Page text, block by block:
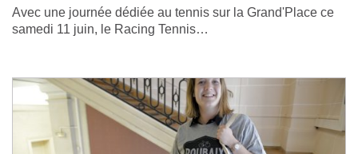
Avec une journée dédiée au tennis sur la Grand'Place ce
samedi 11 juin, le Racing Tennis…